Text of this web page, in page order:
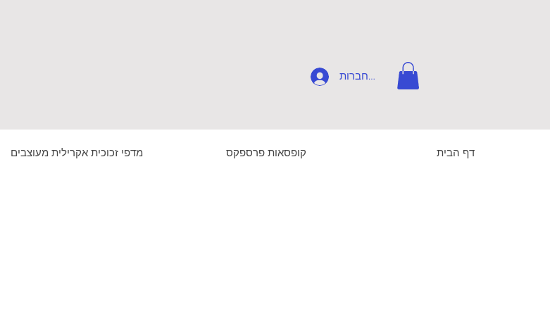
להתחברות
דף הבית קופסאות פרספקס מדפי זכוכית אקרילית מעוצבים